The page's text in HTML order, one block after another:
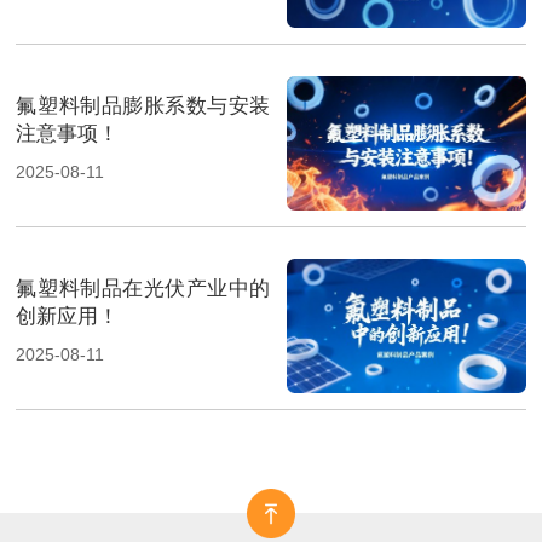
氟塑料制品膨胀系数与安装
注意事项！
2025-08-11
氟塑料制品在光伏产业中的
创新应用！
2025-08-11